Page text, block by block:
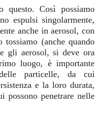
questo. Così possiamo
espulsi singolarmente,
anche in aerosol, con
tossiamo (anche quando
gli aerosol, si deve ora
luogo, è importante
particelle, da cui
e la loro durata,
possono penetrare nelle